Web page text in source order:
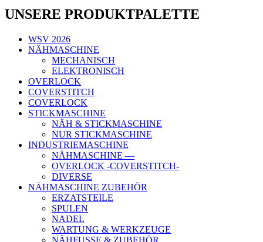
UNSERE PRODUKTPALETTE
WSV 2026
NÄHMASCHINE
MECHANISCH
ELEKTRONISCH
OVERLOCK
COVERSTITCH
COVERLOCK
STICKMASCHINE
NÄH & STICKMASCHINE
NUR STICKMASCHINE
INDUSTRIEMASCHINE
NÄHMASCHINE —
OVERLOCK -COVERSTITCH-
DIVERSE
NÄHMASCHINE ZUBEHÖR
ERZATSTEILE
SPULEN
NADEL
WARTUNG & WERKZEUGE